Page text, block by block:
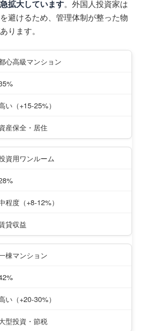
拡大しています。外国人投資家は
避けるため、管理体制が整った物
ります。
心高級マンション
割合
い（+15-25%）
産保全・居住
資用ワンルーム
割合
程度（+8-12%）
貸収益
棟マンション
割合
い（+20-30%）
型投資・節税